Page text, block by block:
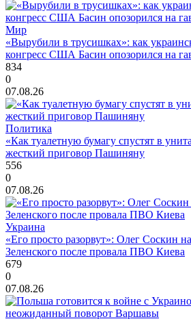
Мир
«Вырубили в трусишках»: как
конгресс США Басин опозорился на
834
0
07.08.26
Политика
«Как туалетную бумагу спустят в
жесткий приговор Пашиняну
556
0
07.08.26
Украина
«Его просто разорвут»: Олег Соскин
Зеленского после провала ПВО Киева
679
0
07.08.26